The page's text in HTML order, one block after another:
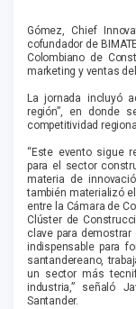
Gómez, Chief
cofundador de
Colombiano de
marketing y ventas
La jornada incluyó
región”, en donde
competitividad
“Este evento sigue
para el sector
materia de
también materializó
entre la Cámara de
Clúster de
clave para
indispensable para
santandereano,
un sector más
industria,” señaló
Santander.